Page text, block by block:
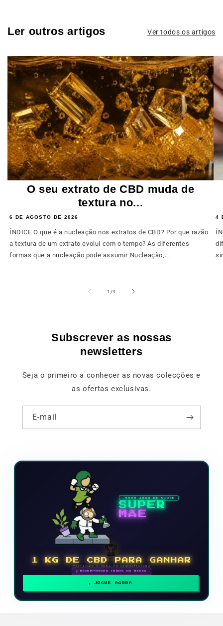
Ler outros artigos Ver todos os artigos
O seu extrato de CBD muda de
textura no...
6 DE AGOSTO DE 2026
ÍNDICE O que é a nucleação nos extratos de CBD? Por que razão
a textura de um extrato evolui com o tempo? As diferentes
formas que a nucleação pode assumir Nucleação,...
4
1 /de
4
Subscrever as nossas
newsletters
Seja o primeiro a conhecer as novas colecções e
as ofertas exclusivas.
E-mail
NOVO JOGO DE VÍDEO
SUPER
MÃE
🏆
1 KG DE CBD PARA GANHAR
Participe e suba na classificação
🗓 RECOMPENSAS TODOS OS MESES
JOGUE AGORA